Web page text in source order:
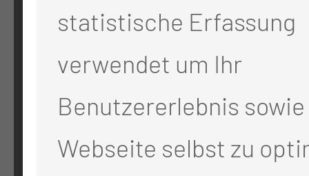
RECHTLICHES
Cookie-Einstellungen
statistische Erfassung
verwendet um Ihr
Benutzererlebnis
Webseite selbst zu